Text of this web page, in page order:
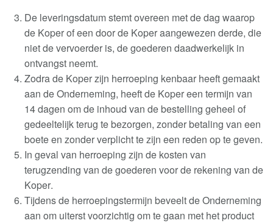
De leveringsdatum stemt overeen met de dag waarop
de Koper of een door de Koper aangewezen derde, die
niet de vervoerder is, de goederen daadwerkelijk in
ontvangst neemt.
Zodra de Koper zijn herroeping kenbaar heeft gemaakt
aan de Onderneming, heeft de Koper een termijn van
14 dagen om de inhoud van de bestelling geheel of
gedeeltelijk terug te bezorgen, zonder betaling van een
boete en zonder verplicht te zijn een reden op te geven.
In geval van herroeping zijn de kosten van
terugzending van de goederen voor de rekening van de
Koper.
Tijdens de herroepingstermijn beveelt de Onderneming
aan om uiterst voorzichtig om te gaan met het product